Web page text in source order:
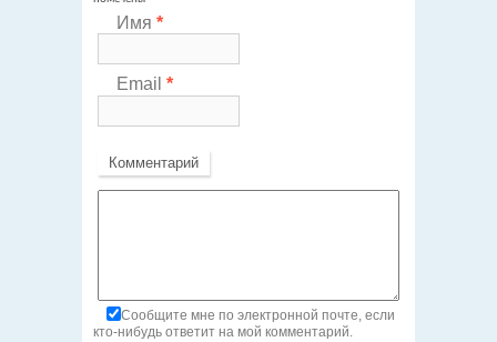
Имя *
Email *
Комментарий
Сообщите мне по электронной почте, если
кто-нибудь ответит на мой комментарий.